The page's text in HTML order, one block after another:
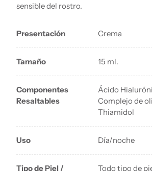
sensible del rostro.
Presentación Crema
Tamaño 15 ml.
Componentes
Resaltables
Ácido
Complejo de
Thiamidol
Uso Día/noche
Tipo de Piel /
Todo tipo de